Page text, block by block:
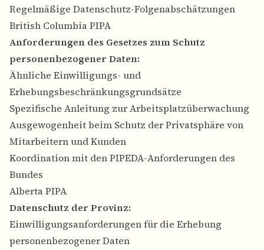
Regelmäßige Datenschutz-Folgenabschätzungen
British Columbia PIPA
Anforderungen des Gesetzes zum Schutz
personenbezogener Daten:
Ähnliche Einwilligungs- und
Erhebungsbeschränkungsgrundsätze
Spezifische Anleitung zur Arbeitsplatzüberwachung
Ausgewogenheit beim Schutz der Privatsphäre von
Mitarbeitern und Kunden
Koordination mit den PIPEDA-Anforderungen des
Bundes
Alberta PIPA
Datenschutz der Provinz:
Einwilligungsanforderungen für die Erhebung
personenbezogener Daten